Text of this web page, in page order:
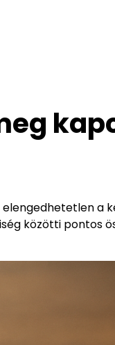
a
közötti pontos